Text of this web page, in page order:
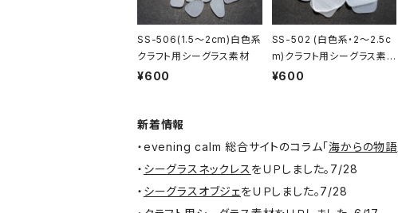
SS-506(1.5～2cm)白色系
クラフト用シーグラス素材
¥600
SS-502 (白色系・2～2.5c
m)クラフト用シーグラス素
材
¥600
新着情報
・evening calm 総合サイトのコラム「海からの物語
・ シーグラスネックレス をＵＰしました。7/28
・ シーグラスオブジェをＵＰしました。7/28